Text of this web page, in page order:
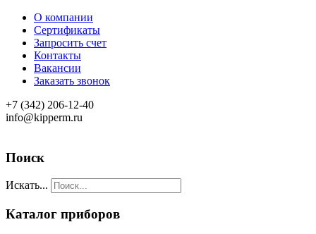
О компании
Сертификаты
Запросить счет
Контакты
Вакансии
Заказать звонок
+7 (342) 206-12-40
info@kipperm.ru
Поиск
Искать...
Каталог приборов